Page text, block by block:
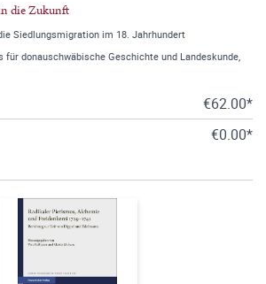
die Zukunft
Siedlungsmigration im 18. Jahrhundert
donauschwäbische Geschichte und Landeskunde,
€62.00*
€0.00*